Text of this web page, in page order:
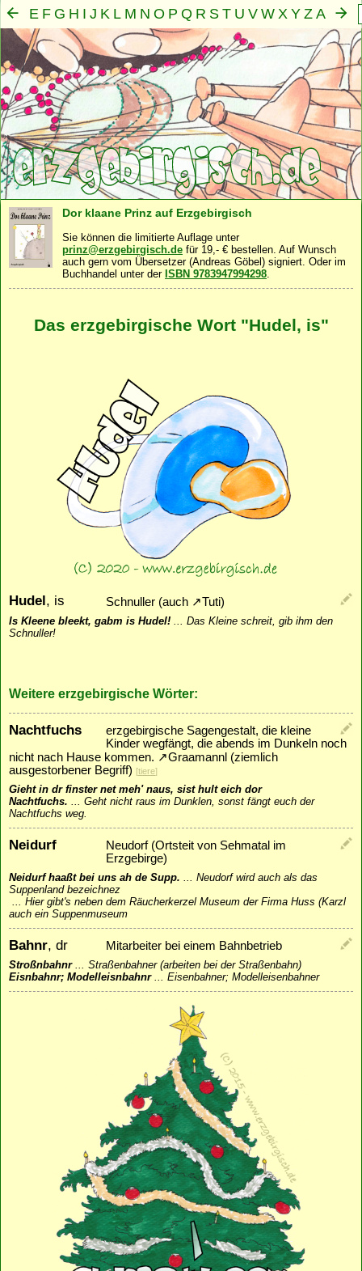
E F G H I J K L M N O P Q R S T U V W X Y Z A
B C D
Mensch·Seele·Geist·Familie·Gemeinschaft
Dor klaane Prinz auf Erzgebirgisch
Sie können die limitierte Auflage unter
prinz@erzgebirgisch.de für 19,- € bestellen. Auf Wunsch
auch gern vom Übersetzer (Andreas Göbel) signiert. Oder im
Buchhandel unter der ISBN 9783947994298.
Das erzgebirgische Wort "Hudel, is"
Hudel, is Schnuller (auch ↗Tuti)
Is Kleene bleekt, gabm is Hudel!
Das Kleine schreit, gib ihm den
Schnuller!
Weitere erzgebirgische Wörter:
Nachtfuchs
erzgebirgische Sagengestalt, die kleine
Kinder wegfängt, die abends im Dunkeln noch
nicht nach Hause kommen. ↗Graamannl (ziemlich
ausgestorbener Begriff) [tiere]
Gieht in dr finster net meh' naus, sist hult eich dor
Nachtfuchs.
Geht nicht raus im Dunklen, sonst fängt euch der
Nachtfuchs weg.
Neidurf
Neudorf (Ortsteit von Sehmatal im
Erzgebirge)
Neidurf haaßt bei uns ah de Supp.
Neudorf wird auch als das
Suppenland bezeichnez
Hier gibt's neben dem Räucherkerzel Museum der Firma Huss (Karzl
auch ein Suppenmuseum
Bahnr, dr Mitarbeiter bei einem Bahnbetrieb
Stroßnbahnr... Straßenbahner (arbeiten bei der Straßenbahn)
Eisnbahnr; Modelleisnbahnr... Eisenbahner; Modelleisenbahner